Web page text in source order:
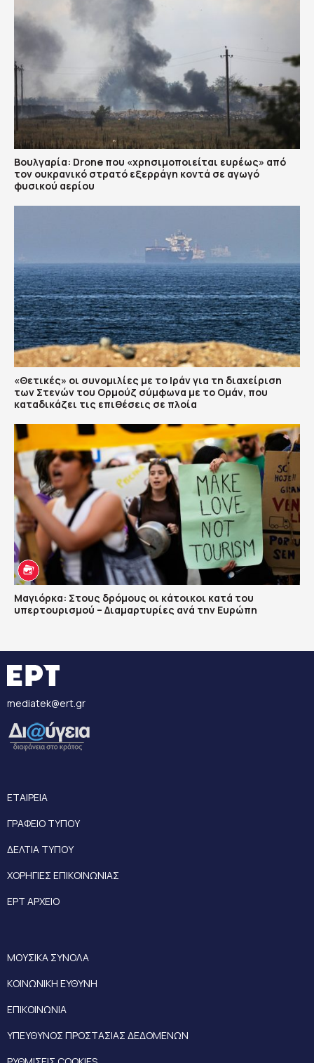
Βουλγαρία: Drone που «χρησιμοποιείται ευρέως» από
τον ουκρανικό στρατό εξερράγη κοντά σε αγωγό
φυσικού αερίου
«Θετικές» οι συνομιλίες με το Ιράν για τη διαχείριση
των Στενών του Ορμούζ σύμφωνα με το Ομάν, που
καταδικάζει τις επιθέσεις σε πλοία
Μαγιόρκα: Στους δρόμους οι κάτοικοι κατά του
υπερτουρισμού – Διαμαρτυρίες ανά την Ευρώπη
mediatek@ert.gr
ΕΤΑΙΡΕΙΑ
ΓΡΑΦΕΙΟ ΤΥΠΟΥ
ΔΕΛΤΙΑ ΤΥΠΟΥ
ΧΟΡΗΓΙΕΣ ΕΠΙΚΟΙΝΩΝΙΑΣ
ΕΡΤ ΑΡΧΕΙΟ
ΜΟΥΣΙΚΑ ΣΥΝΟΛΑ
ΚΟΙΝΩΝΙΚΗ ΕΥΘΥΝΗ
ΕΠΙΚΟΙΝΩΝΙΑ
ΥΠΕΥΘΥΝΟΣ ΠΡΟΣΤΑΣΙΑΣ ΔΕΔΟΜΕΝΩΝ